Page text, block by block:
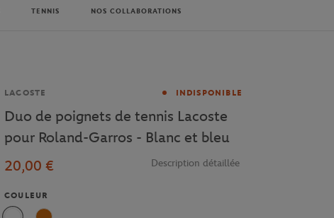
TENNIS NOS COLLABORATIONS
Marque
LACOSTE INDISPONIBLE
Duo de poignets de tennis Lacoste
pour Roland-Garros - Blanc et bleu
20,00 €
Description détaillée
COULEUR